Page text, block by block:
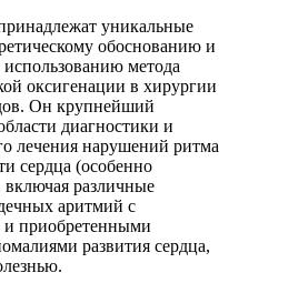
уникальные
обоснованию и
метода
оксигенации в хирургии
Он крупнейший
диагностики и
лечения нарушений ритма
сердца (особенно
различные
аритмий с
приобретенными
развития сердца,